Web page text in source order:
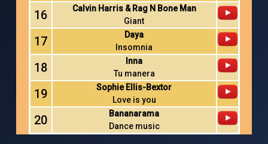
16
Calvin Harris & Rag N Bone Man
Giant
17
Daya
Insomnia
18
Inna
Tu manera
19
Sophie Ellis-Bextor
Love is you
20
Bananarama
Dance music